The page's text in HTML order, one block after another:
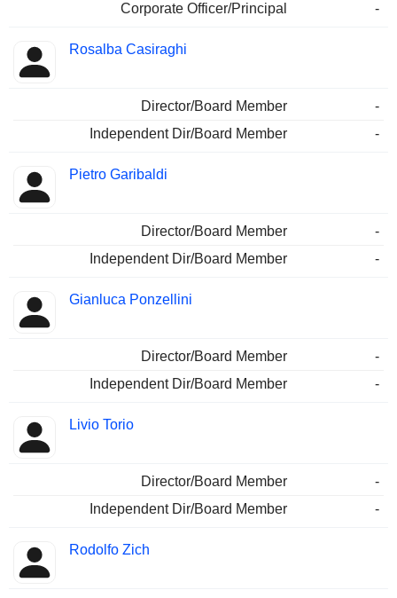
Corporate Officer/Principal
-
Rosalba Casiraghi
Director/Board Member
-
Independent Dir/Board Member
-
Pietro Garibaldi
Director/Board Member
-
Independent Dir/Board Member
-
Gianluca Ponzellini
Director/Board Member
-
Independent Dir/Board Member
-
Livio Torio
Director/Board Member
-
Independent Dir/Board Member
-
Rodolfo Zich